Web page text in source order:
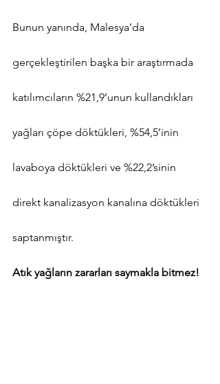
Bunun yanında, Malesya’da
gerçekleştirilen başka bir araştırmada
katılımcıların %21,9’unun kullandıkları
yağları çöpe döktükleri, %54,5’inin
lavaboya döktükleri ve %22,2’sinin
direkt kanalizasyon kanalına döktükleri
saptanmıştır.
Atık yağların zararları saymakla bitmez!